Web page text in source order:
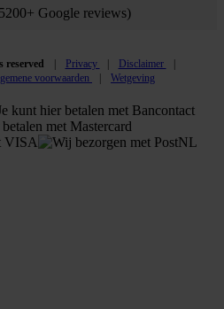
Google reviews)
Privacy
Disclaimer
voorwaarden Wetgeving